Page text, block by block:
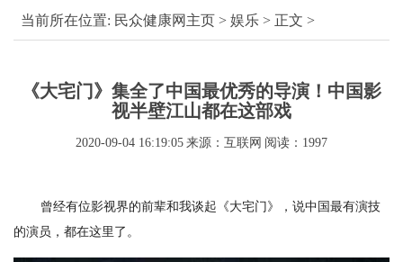
当前所在位置: 民众健康网主页 > 娱乐 > 正文 >
《大宅门》集全了中国最优秀的导演！中国影
视半壁江山都在这部戏
2020-09-04 16:19:05 来源：互联网 阅读：1997
曾经有位影视界的前辈和我谈起《大宅门》，说中国最有演技
的演员，都在这里了。